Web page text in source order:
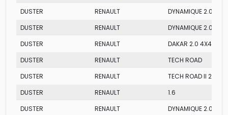
DUSTER
RENAULT
DYNAMIQUE 2.0 AT
DUSTER
RENAULT
DYNAMIQUE 2.0 4X4
DUSTER
RENAULT
DAKAR 2.0 4X4
DUSTER
RENAULT
TECH ROAD
DUSTER
RENAULT
TECH ROAD II 2.0 AT
DUSTER
RENAULT
1.6
DUSTER
RENAULT DYNAMIQUE 2.0